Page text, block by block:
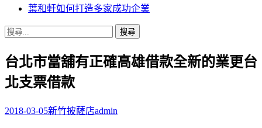
葉和軒如何打造多家成功企業
搜
關
鍵
字:
台北市當舖有正確高雄借款全新的業更台
北支票借款
2018-03-05新竹披薩店admin